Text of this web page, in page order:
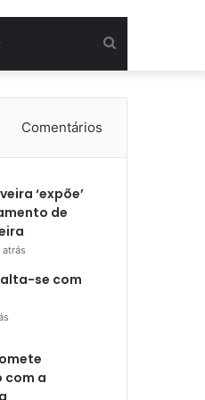
por
Comentários
‘expõe’
de
se com
com a